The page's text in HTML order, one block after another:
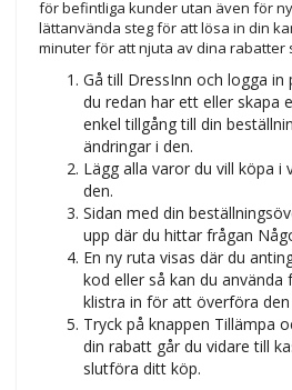
för befintliga kunder utan även för
lättanvända steg för att lösa in din
minuter för att njuta av dina rabatter
Gå till DressInn och logga
du redan har ett eller skapa
enkel tillgång till din
ändringar i den.
Lägg alla varor du vill köpa i
den.
Sidan med din
upp där du hittar frågan
En ny ruta visas där du
kod eller så kan du använda
klistra in för att överföra
Tryck på knappen Tillämpa
din rabatt går du vidare till
slutföra ditt köp.